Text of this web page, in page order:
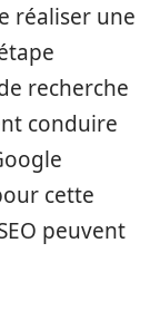
réaliser une
recherche
conduire
cette
peuvent